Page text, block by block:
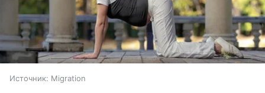
Источник: Migration